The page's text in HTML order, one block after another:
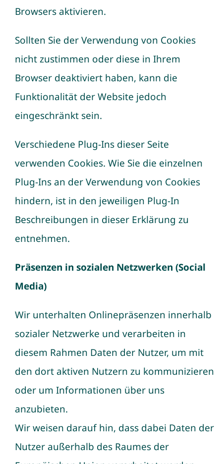
Browsers aktivieren.
Sollten Sie der Verwendung von Cookies
nicht zustimmen oder diese in Ihrem
Browser deaktiviert haben, kann die
Funktionalität der Website jedoch
eingeschränkt sein.
Verschiedene Plug-Ins dieser Seite
verwenden Cookies. Wie Sie die einzelnen
Plug-Ins an der Verwendung von Cookies
hindern, ist in den jeweiligen Plug-In
Beschreibungen in dieser Erklärung zu
entnehmen.
Präsenzen in sozialen Netzwerken (Social
Media)
Wir unterhalten Onlinepräsenzen innerhalb
sozialer Netzwerke und verarbeiten in
diesem Rahmen Daten der Nutzer, um mit
den dort aktiven Nutzern zu kommunizieren
oder um Informationen über uns
anzubieten.
Wir weisen darauf hin, dass dabei Daten der
Nutzer außerhalb des Raumes der